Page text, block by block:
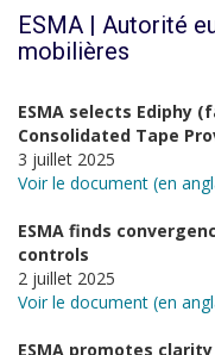
ESMA | Autorité
mobilières
ESMA selects Ediphy
Consolidated Tape
3 juillet 2025
Voir le document (en
ESMA finds
controls
2 juillet 2025
Voir le document (en
ESMA promotes